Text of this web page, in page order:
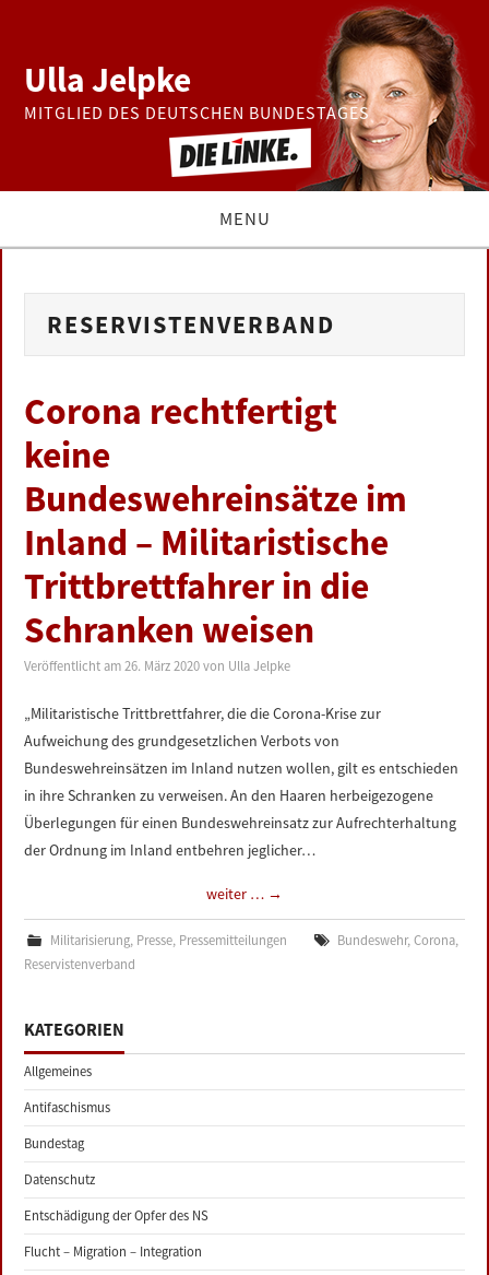
Ulla Jelpke
MITGLIED DES DEUTSCHEN BUNDESTAGES
MENU
BUNDESTAG
ZUR PERSON
LINKS
DATENSCHUTZERKLÄRUNG
IMPRESSUM
RESERVISTENVERBAND
Corona rechtfertigt
keine
Bundeswehreinsätze im
Inland – Militaristische
Trittbrettfahrer in die
Schranken weisen
Veröffentlicht am26. März 2020 von Ulla Jelpke
„Militaristische Trittbrettfahrer, die die Corona-Krise zur
Aufweichung des grundgesetzlichen Verbots von
Bundeswehreinsätzen im Inland nutzen wollen, gilt es entschieden
in ihre Schranken zu verweisen. An den Haaren herbeigezogene
Überlegungen für einen Bundeswehreinsatz zur Aufrechterhaltung
der Ordnung im Inland entbehren jeglicher…
weiter … →
Militarisierung, Presse, Pressemitteilungen Bundeswehr, Corona,
Reservistenverband
KATEGORIEN
Allgemeines
Antifaschismus
Bundestag
Datenschutz
Entschädigung der Opfer des NS
Flucht – Migration – Integration